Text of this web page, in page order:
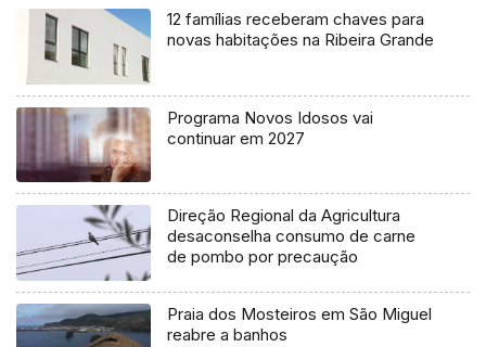
12 famílias receberam chaves para
novas habitações na Ribeira Grande
Programa Novos Idosos vai
continuar em 2027
Direção Regional da Agricultura
desaconselha consumo de carne
de pombo por precaução
Praia dos Mosteiros em São Miguel
reabre a banhos